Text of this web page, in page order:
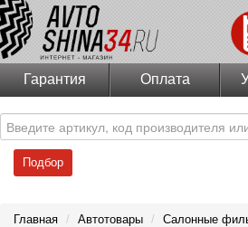
Гарантия Оплата
Подбор
Главная / Автотовары / Салонные